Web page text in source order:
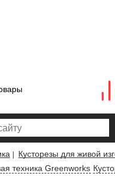
Кусторезы для живой
техника Greenworks